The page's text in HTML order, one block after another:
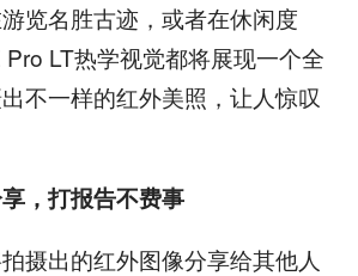
览名胜古迹，或者在休闲度
LT热学视觉都将展现一个全
不一样的红外美照，让人惊叹
，打报告不费事
出的红外图像分享给其他人